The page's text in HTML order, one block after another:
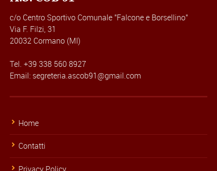
c/o Centro Sportivo Comunale "Falcone e Borsellino"
Via F. Filzi, 31
20032 Cormano (MI)
Tel. +39 338 560 8927
Email: segreteria.ascob91@gmail.com
Home
Contatti